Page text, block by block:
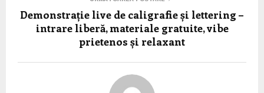
Demonstrație live de caligrafie și lettering –
intrare liberă, materiale gratuite, vibe
prietenos și relaxant